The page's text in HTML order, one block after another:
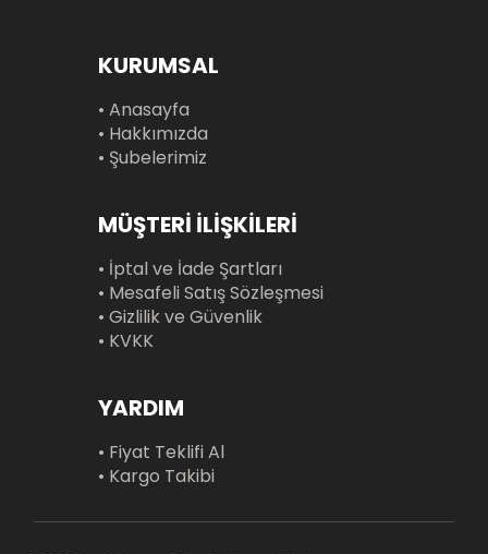
KURUMSAL
• Anasayfa
• Hakkımızda
• Şubelerimiz
MÜŞTERİ İLİŞKİLERİ
• İptal ve İade Şartları
• Mesafeli Satış Sözleşmesi
• Gizlilik ve Güvenlik
• KVKK
YARDIM
• Fiyat Teklifi Al
• Kargo Takibi